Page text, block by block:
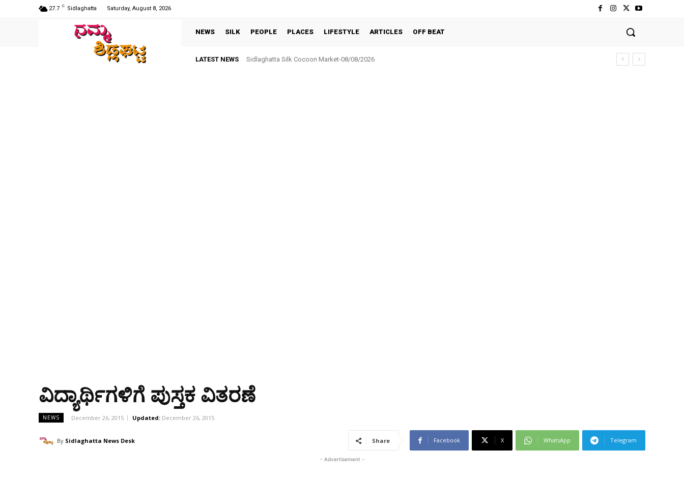
27.7 C Sidlaghatta Saturday, August 8, 2026
NEWS SILK PEOPLE PLACES LIFESTYLE ARTICLES OFF BEAT
LATEST NEWS Sidlaghatta Silk Cocoon Market-08/08/2026
ಸರ್ಕಾರಿ ನೌಕರರ ಸಂಘಕ್ಕೆ ₹5.17 ಲಕ್ಷ ಉಳಿತಾಯ: ವಾರ್ಷಿಕ ಮಹಾಸಭೆಯಲ್ಲಿ ಘೋಷಣೆ
ವಿದ್ಯಾರ್ಥಿಗಳಿಗೆ ಪುಸ್ತಕ ವಿತರಣೆ
NEWS December 26, 2015 Updated: December 26, 2015
By Sidlaghatta News Desk Share Facebook X WhatsApp Telegram
- Advertisement -